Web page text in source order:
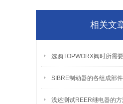
相关文
选购TOPWORX阀时所需
SIBRE制动器的各组成部
浅述测试REER继电器的